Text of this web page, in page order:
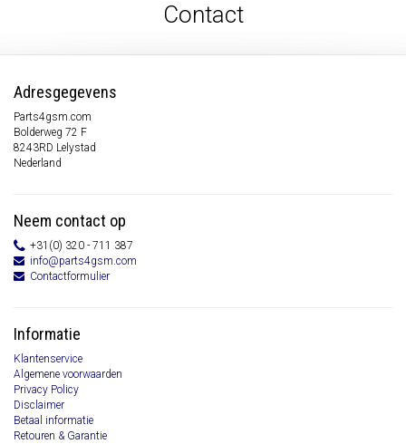
Contact
Adresgegevens
Parts4gsm.com
Bolderweg 72 F
8243RD Lelystad
Nederland
Neem contact op
+31(0) 320 - 711 387
info@parts4gsm.com
Contactformulier
Informatie
Klantenservice
Algemene voorwaarden
Privacy Policy
Disclaimer
Betaal informatie
Retouren & Garantie